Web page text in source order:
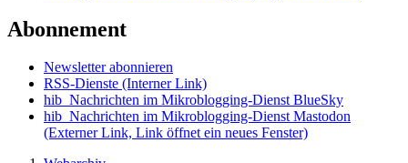
Abonnement
Newsletter abonnieren
RSS-Dienste (Interner Link)
hib_Nachrichten im Mikroblogging-Dienst BlueSky
hib_Nachrichten im Mikroblogging-Dienst Mastodon
(Externer Link, Link öffnet ein neues Fenster)